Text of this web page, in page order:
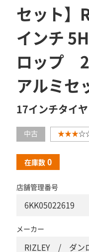
セット
インチ
ロップ
アルミセ
17インチタイ
中古 ★★★
在庫数 0
店舗管理番号
6KK05022619
メーカー
RIZLEY / ダン